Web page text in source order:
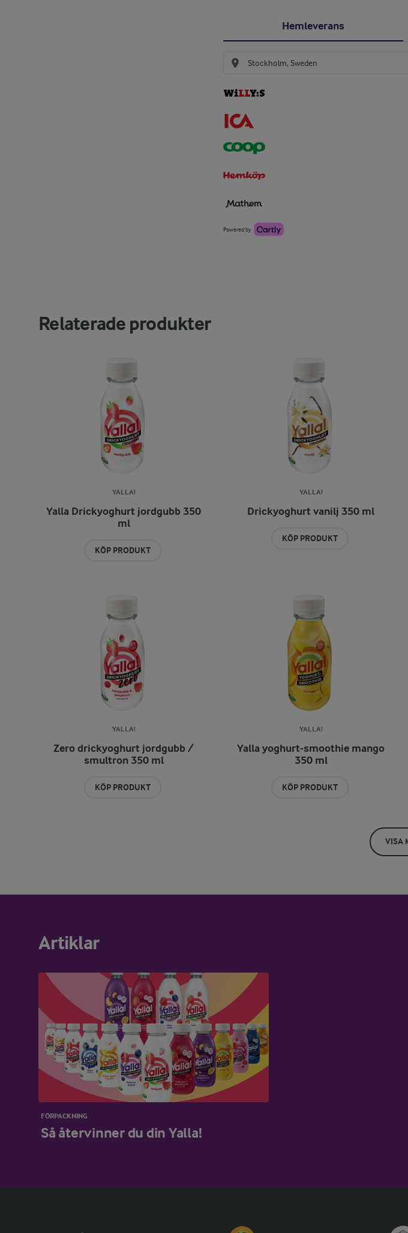
Hemleverans
Powered by
Relaterade produkter
YALLA!
Yalla Drickyoghurt jordgubb 350
ml
KÖP PRODUKT
YALLA!
Drickyoghurt vanilj 350 ml
KÖP PRODUKT
YALLA!
Zero drickyoghurt jordgubb /
smultron 350 ml
KÖP PRODUKT
YALLA!
Yalla yoghurt-smoothie mango
350 ml
KÖP PRODUKT
VISA
Artiklar
FÖRPACKNING
Så återvinner du din Yalla!